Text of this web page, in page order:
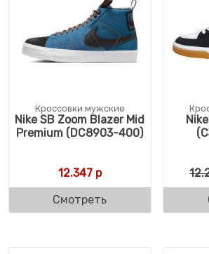
Кроссовки мужские
Nike SB Zoom Blazer Mid
Premium (DC8903-400)
12.347р
Смотреть